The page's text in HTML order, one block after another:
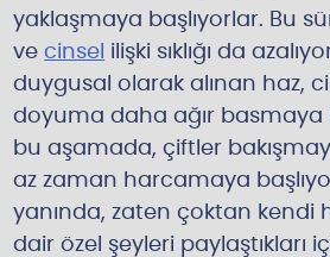
yaklaşmaya başlıyorlar. Bu
vecinsel ilişki sıklığı da
duygusal olarak alınan haz,
doyuma daha ağır basmaya
bu aşamada, çiftler
az zaman harcamaya
yanında, zaten çoktan kendi
dair özel şeyleri paylaştıkları